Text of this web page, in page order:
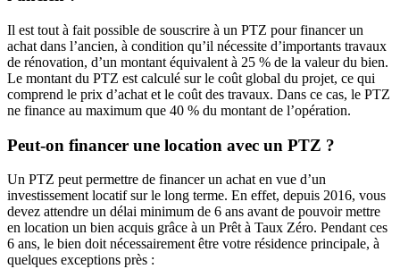
Il est tout à fait possible de souscrire à un PTZ pour financer un
achat dans l’ancien, à condition qu’il nécessite d’importants travaux
de rénovation, d’un montant équivalent à 25 % de la valeur du bien.
Le montant du PTZ est calculé sur le coût global du projet, ce qui
comprend le prix d’achat et le coût des travaux. Dans ce cas, le PTZ
ne finance au maximum que 40 % du montant de l’opération.
Peut-on financer une location avec un PTZ ?
Un PTZ peut permettre de financer un achat en vue d’un
investissement locatif sur le long terme. En effet, depuis 2016, vous
devez attendre un délai minimum de 6 ans avant de pouvoir mettre
en location un bien acquis grâce à un Prêt à Taux Zéro. Pendant ces
6 ans, le bien doit nécessairement être votre résidence principale, à
quelques exceptions près :